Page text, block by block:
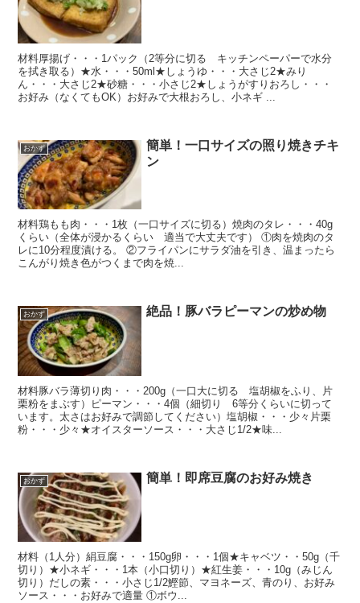
材料厚揚げ・・・1パック（2等分に切る キッチンペーパーで水分
を拭き取る）★水・・・50ml★しょうゆ・・・大さじ2★みり
ん・・・大さじ2★砂糖・・・小さじ2★しょうがすりおろし・・・
お好み（なくてもOK）お好みで大根おろし、小ネギ ...
おかず
簡単！一口サイズの照り焼きチキ
ン
材料鶏もも肉・・・1枚（一口サイズに切る）焼肉のタレ・・・40g
くらい（全体が浸かるくらい 適当で大丈夫です） ①肉を焼肉のタ
レに10分程度漬ける。 ②フライパンにサラダ油を引き、温まったら
こんがり焼き色がつくまで肉を焼...
おかず 絶品！豚バラピーマンの炒め物
材料豚バラ薄切り肉・・・200g（一口大に切る 塩胡椒をふり、片
栗粉をまぶす）ピーマン・・・4個（細切り 6等分くらいに切って
います。太さはお好みで調節してください）塩胡椒・・・少々片栗
粉・・・少々★オイスターソース・・・大さじ1/2★味...
おかず 簡単！即席豆腐のお好み焼き
材料（1人分）絹豆腐・・・150g卵・・・1個★キャベツ・・50g（千
切り）★小ネギ・・・1本（小口切り）★紅生姜・・・10g（みじん
切り）だしの素・・・小さじ1/2鰹節、マヨネーズ、青のり、お好み
ソース・・・お好みで適量 ①ボウ...